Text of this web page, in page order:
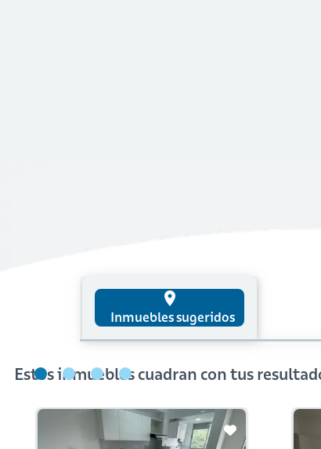
place
Inmuebles sugeridos
Estos inmuebles cuadran con tus